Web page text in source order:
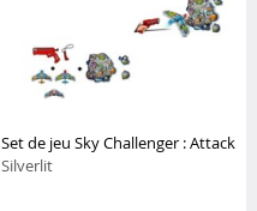
Set de jeu Sky Challenger : Attack
Silverlit